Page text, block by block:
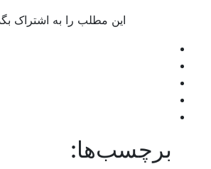
این مطلب را به اشتراک
برچسب‌ها: